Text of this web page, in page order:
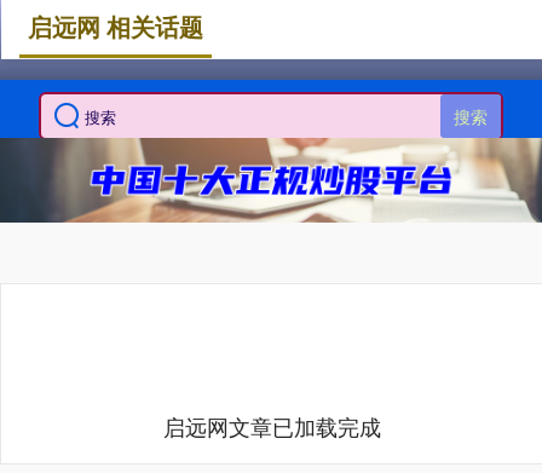
搜索
启远网 相关话题
启远网文章已加载完成